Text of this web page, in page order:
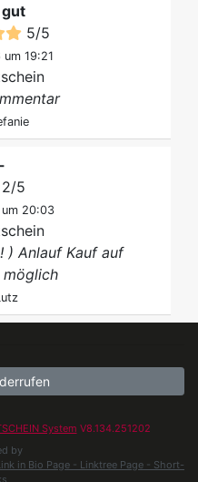
5/5
19:21
2/5
20:03
) Anlauf Kauf auf
möglich
System V8.134.251202
by
in Bio Page - Linktree Page - Short-